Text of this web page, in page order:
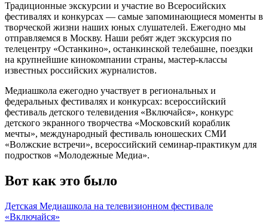
Традиционные экскурсии и участие во Всеросийских
фестивалях и конкурсах — самые запоминающиеся моменты в
творческой жизни наших юных слушателей. Ежегодно мы
отправляемся в Москву. Наши ребят ждет экскурсия по
телецентру «Останкино», останкинской телебашне, поездки
на крупнейшие кинокомпании страны, мастер-классы
известных российских журналистов.
Медиашкола ежегодно участвует в региональных и
федеральных фестивалях и конкурсах: всероссийский
фестиваль детского телевидения «Включайся», конкурс
детского экранного творчества «Московский кораблик
мечты», международный фестиваль юношеских СМИ
«Волжские встречи», всероссийский семинар-практикум для
подростков «Молодежные Медиа».
Вот как это было
Детская Медиашкола на телевизионном фестивале
«Включайся»